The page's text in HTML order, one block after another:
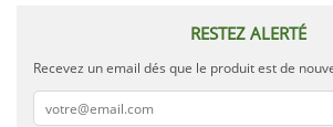
RESTEZ ALERTÉ
Recevez un email dés que le produit est de